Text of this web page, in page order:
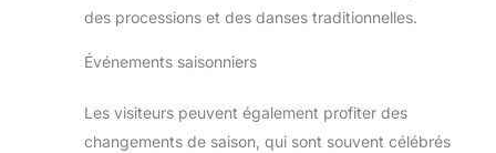
des processions et des danses traditionnelles.
Événements saisonniers
Les visiteurs peuvent également profiter des
changements de saison, qui sont souvent célébrés